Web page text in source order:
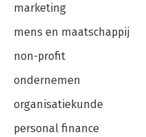
marketing
mens en maatschappij
non-profit
ondernemen
organisatiekunde
personal finance